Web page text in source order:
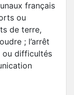
français
ou
de terre,
; l’arrêt
ou difficultés